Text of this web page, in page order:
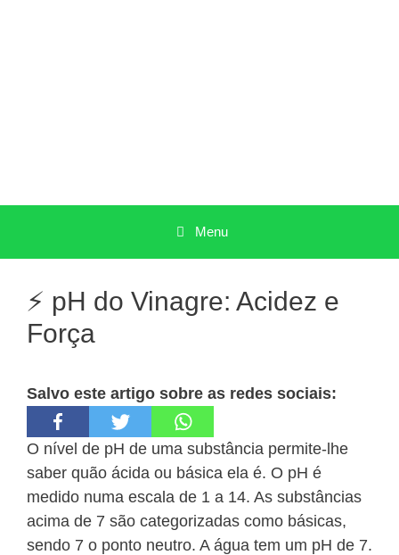
Menu
⚡ pH do Vinagre: Acidez e
Força
Salvo este artigo sobre as redes sociais:
O nível de pH de uma substância permite-lhe
saber quão ácida ou básica ela é. O pH é
medido numa escala de 1 a 14. As substâncias
acima de 7 são categorizadas como básicas,
sendo 7 o ponto neutro. A água tem um pH de 7.